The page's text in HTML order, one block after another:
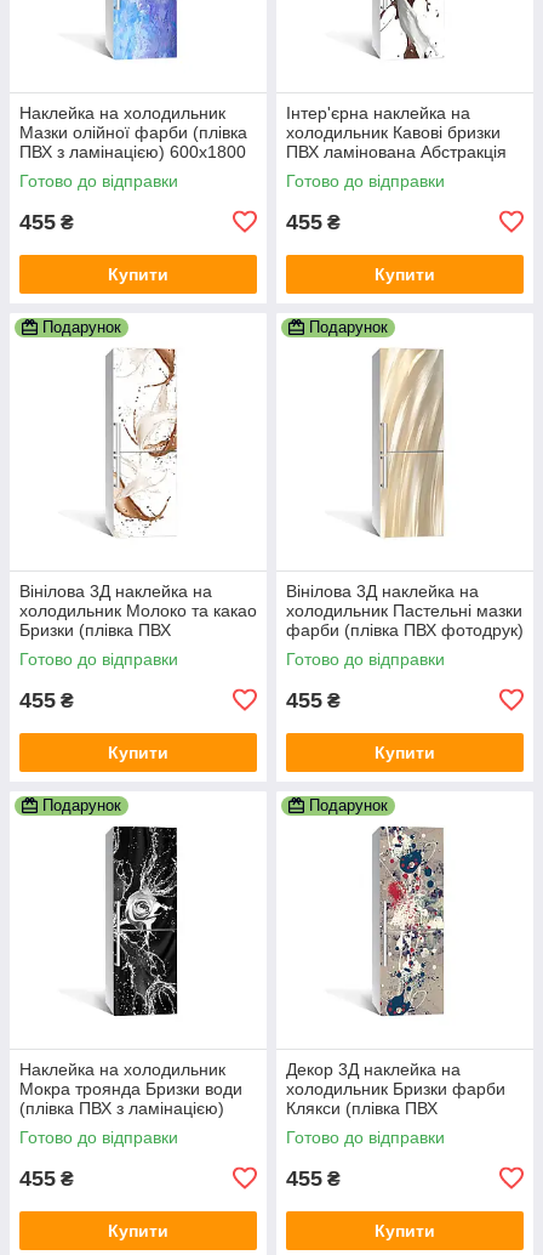
Наклейка на холодильник
Мазки олійної фарби (плівка
ПВХ з ламінацією) 600х1800
мм Текстури
Готово до відправки
455 ₴
Купити
Інтер'єрна наклейка на
холодильник Кавові бризки
ПВХ ламінована Абстракція
кави Бежева 600х1800 мм
Готово до відправки
455 ₴
Купити
Подарунок
Вінілова 3Д наклейка на
холодильник Молоко та какао
Бризки (плівка ПВХ
фотодрук) 600х1800 мм
Абстракція Бежевий
Готово до відправки
455 ₴
Купити
Подарунок
Вінілова 3Д наклейка на
холодильник Пастельні мазки
фарби (плівка ПВХ фотодрук)
600х1800 мм Текстури
Бежевий
Готово до відправки
455 ₴
Купити
Подарунок
Наклейка на холодильник
Мокра троянда Бризки води
(плівка ПВХ з ламінацією)
600х1800 мм Текстури
Чорний
Готово до відправки
455 ₴
Купити
Подарунок
Декор 3Д наклейка на
холодильник Бризки фарби
Клякси (плівка ПВХ
фотодрук) 600х1800 мм
Абстракція Сірий
Готово до відправки
455 ₴
Купити